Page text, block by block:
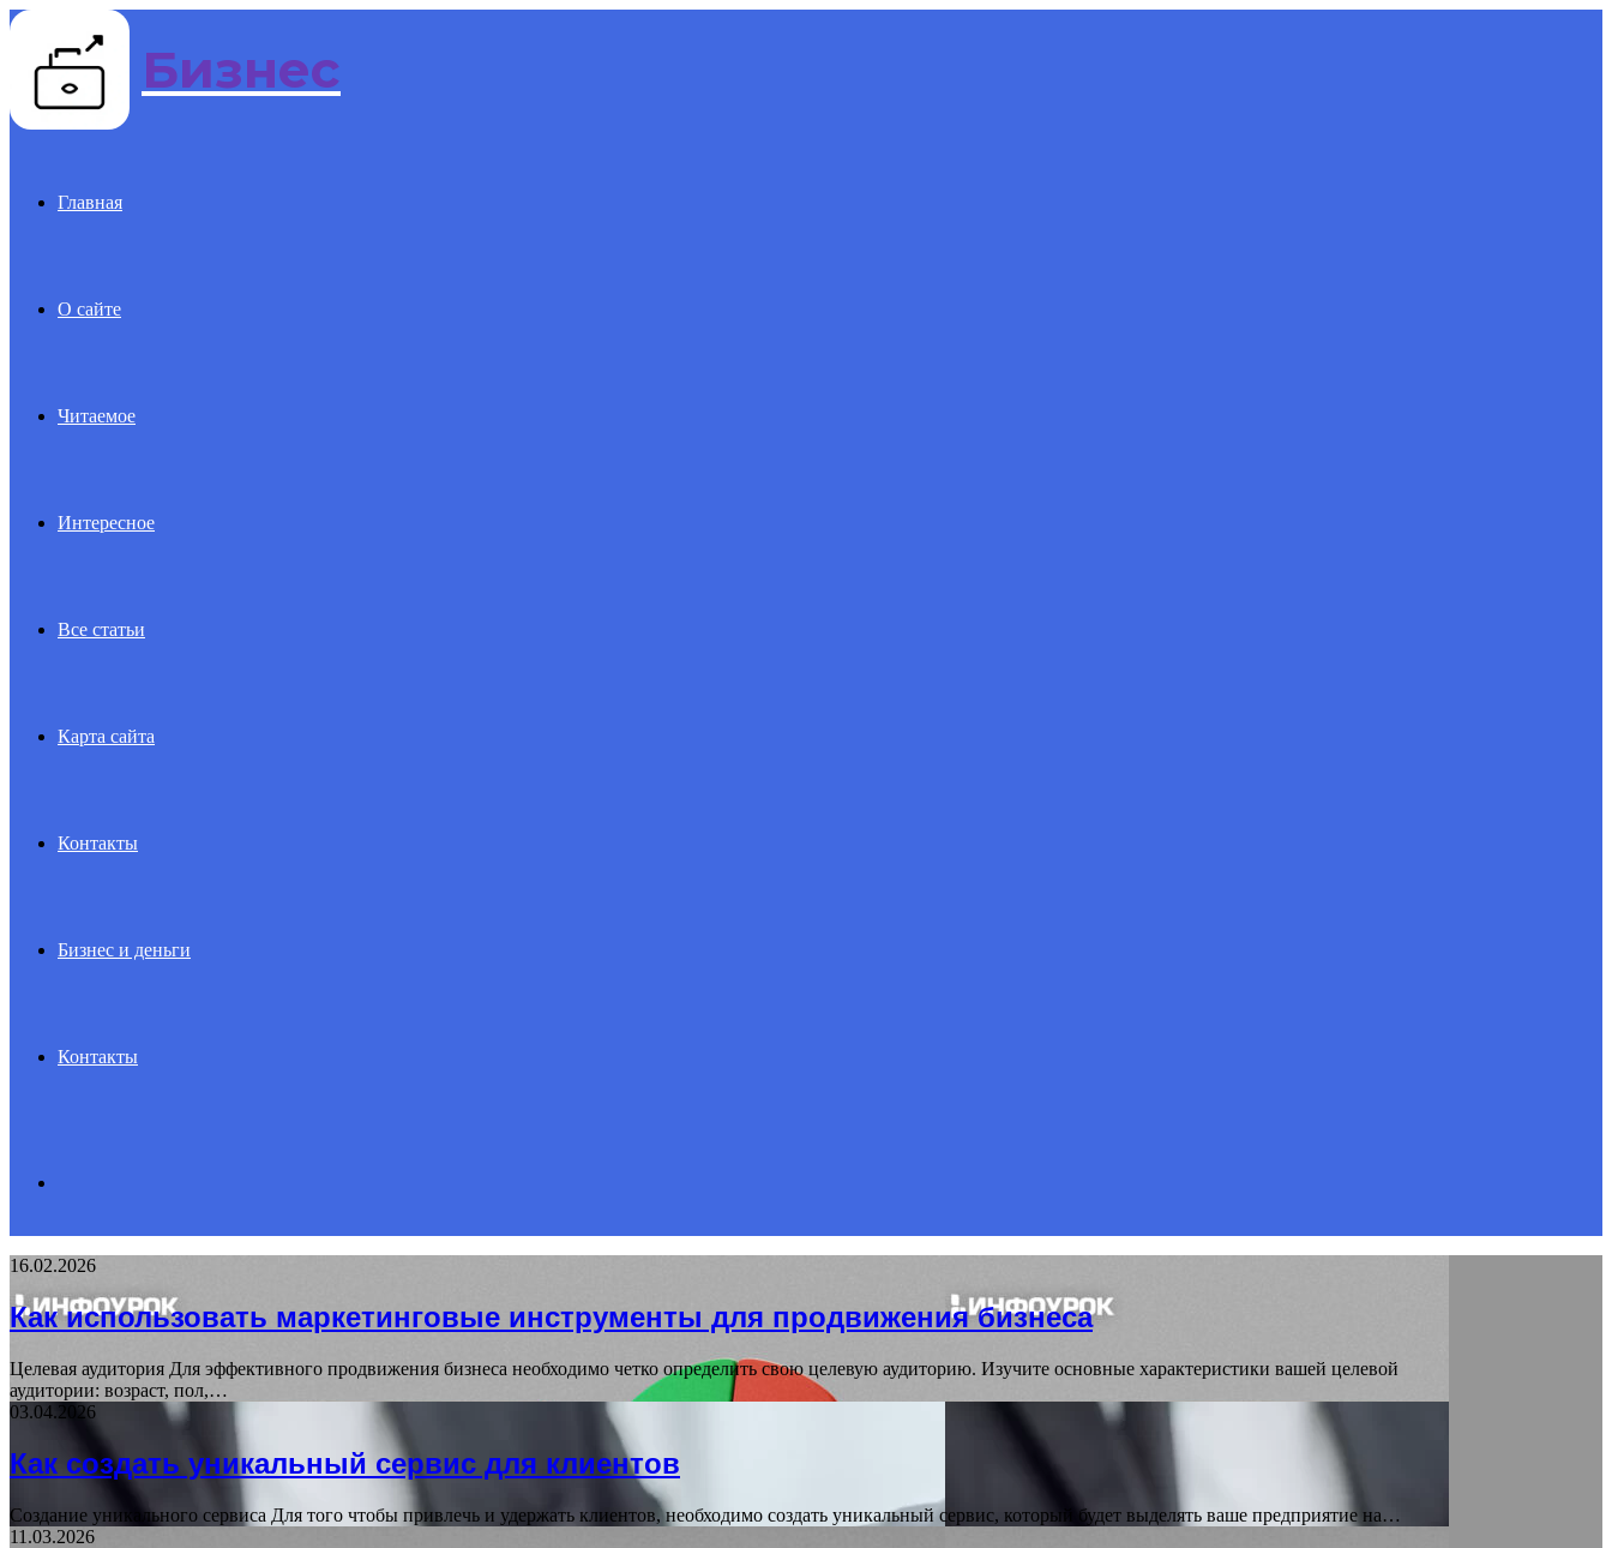
Menu Бизнес
Главная
О сайте
Читаемое
Интересное
Все статьи
Карта сайта
Контакты
Бизнес и деньги
Контакты
16.02.2026
Как использовать маркетинговые инструменты для продвижения бизнеса
Целевая аудитория Для эффективного продвижения бизнеса необходимо четко определить свою целевую аудиторию. Изучите основные характеристики вашей целевой
аудитории: возраст, пол,…
03.04.2026
Как создать уникальный сервис для клиентов
Создание уникального сервиса Для того чтобы привлечь и удержать клиентов, необходимо создать уникальный сервис, который будет выделять ваше предприятие на…
11.03.2026